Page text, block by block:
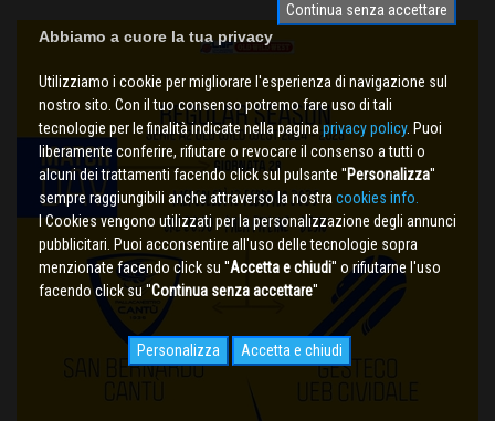
Continua senza accettare
Abbiamo a cuore la tua privacy
Utilizziamo i cookie per migliorare l'esperienza di navigazione sul
nostro sito. Con il tuo consenso potremo fare uso di tali
tecnologie per le finalità indicate nella pagina privacy policy. Puoi
liberamente conferire, rifiutare o revocare il consenso a tutti o
alcuni dei trattamenti facendo click sul pulsante ''Personalizza''
sempre raggiungibili anche attraverso la nostra cookies info.
I Cookies vengono utilizzati per la personalizzazione degli annunci
pubblicitari. Puoi acconsentire all'uso delle tecnologie sopra
menzionate facendo click su ''Accetta e chiudi'' o rifiutarne l'uso
facendo click su ''Continua senza accettare''
Personalizza Accetta e chiudi